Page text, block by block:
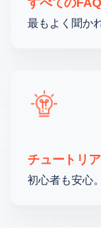
すべてのFAQ
最もよく聞か
チュートリ
初心者も安心